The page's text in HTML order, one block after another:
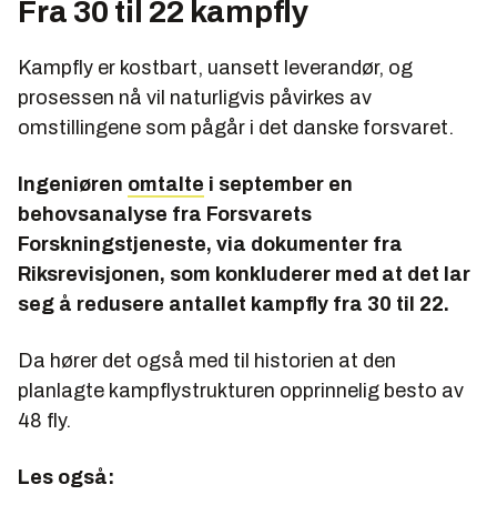
Fra 30 til 22 kampfly
Kampfly er kostbart, uansett leverandør, og
prosessen nå vil naturligvis påvirkes av
omstillingene som pågår i det danske forsvaret.
Ingeniøren omtalte i september en
behovsanalyse fra Forsvarets
Forskningstjeneste, via dokumenter fra
Riksrevisjonen, som konkluderer med at det lar
seg å redusere antallet kampfly fra 30 til 22.
Da hører det også med til historien at den
planlagte kampflystrukturen opprinnelig besto av
48 fly.
Les også: